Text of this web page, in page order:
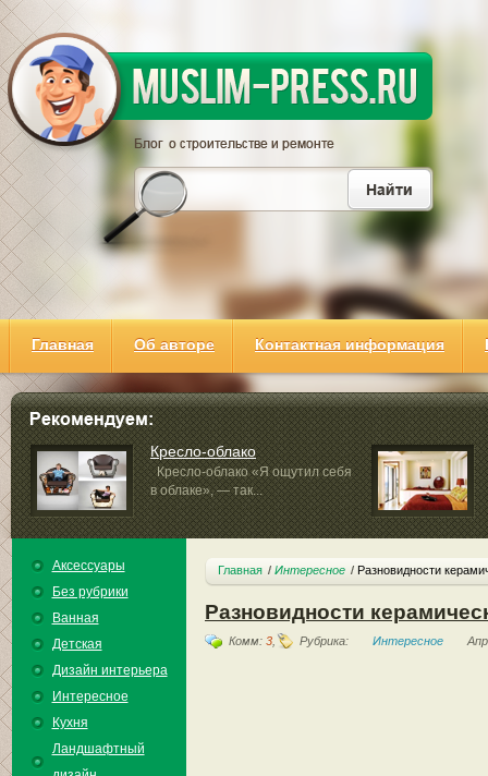
Главная Об авторе Контактная информация
Кресло-облако
Кресло-облако «Я ощутил себя
в облаке», — так...
Аксессуары
Без рубрики
Ванная
Детская
Дизайн интерьера
Интересное
Кухня
Ландшафтный
Главная Интересное Разновидности
Разновидности
Комм: 3, Рубрика: Интересное